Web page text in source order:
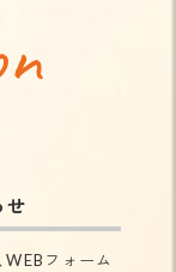
せ
WEBフォーム